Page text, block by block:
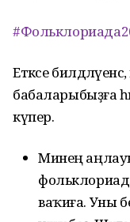
Етәксе
бабаларыбыҙға
күпер.
Минең
фольклориада
ваҡиға. Уны